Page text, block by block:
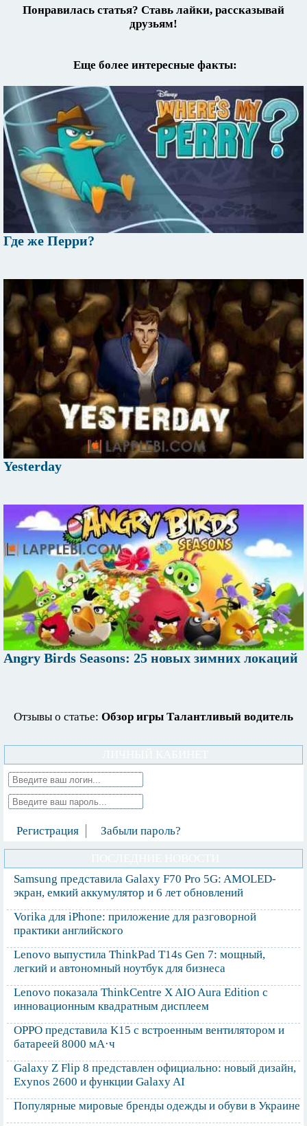
Понравилась статья? Ставь лайки, рассказывай
друзьям!
Еще более интересные факты:
Где же Перри?
Yesterday
Angry Birds Seasons: 25 новых зимних локаций
Отзывы о статье: Обзор игры Талантливый водитель
Регистрация Забыли пароль?
Samsung представила Galaxy F70 Pro 5G: AMOLED-
экран, емкий аккумулятор и 6 лет обновлений
Vorika для iPhone: приложение для разговорной
практики английского
Lenovo выпустила ThinkPad T14s Gen 7: мощный,
легкий и автономный ноутбук для бизнеса
Lenovo показала ThinkCentre X AIO Aura Edition с
инновационным квадратным дисплеем
OPPO представила K15 с встроенным вентилятором и
батареей 8000 мА·ч
Galaxy Z Flip 8 представлен официально: новый дизайн,
Exynos 2600 и функции Galaxy AI
Популярные мировые бренды одежды и обуви в Украине